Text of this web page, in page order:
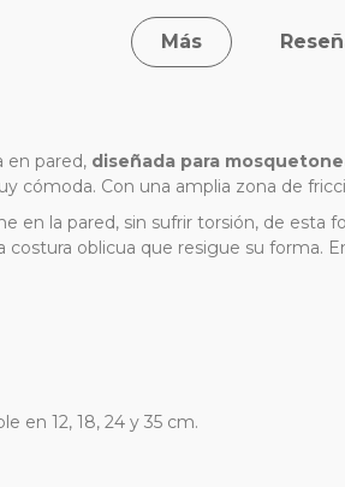
Más
en pared, diseñada para
cómoda. Con una amplia zona de
en la pared, sin sufrir torsión, de esta
oblicua que resigue su forma.
en 12, 18, 24 y 35 cm.